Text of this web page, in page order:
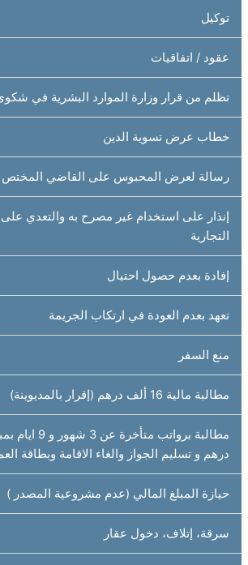
توكيل
عقود / اتفاقيات
تظلم من قرار وزارة الموارد البشرية في
خطاب عرض تسوية الدين
رسالة لعرض المحبوس على القاضي المختص
إنذار على استخدام غير مصرح به والتعدي على
التجارية
إفادة بعدم حصول احتيال
تعهد بعدم العودة في ارتكاب الجريمة
منع السفر
مطالبة مالية 16 ألف درهم (إقرار بالمديوينة)
درهم و تسليم الجواز والغاء الاقامة وبطاقة
حيازة المبلغ المالي (عدم مشروعية المصدر )
سرقة، إتلاف، دخول عقار